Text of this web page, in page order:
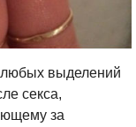
выделений
секса,
за